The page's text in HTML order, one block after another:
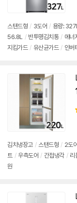
스탠드형 / 3도어 / 용량:
56.8L / 반투명김치통 / 에너
지킴가드 / 유산균가드 / 인버
김치 냉장고 / 스탠드형 / 2도어
트 / 우측도어 / 간접냉각 / 리
원